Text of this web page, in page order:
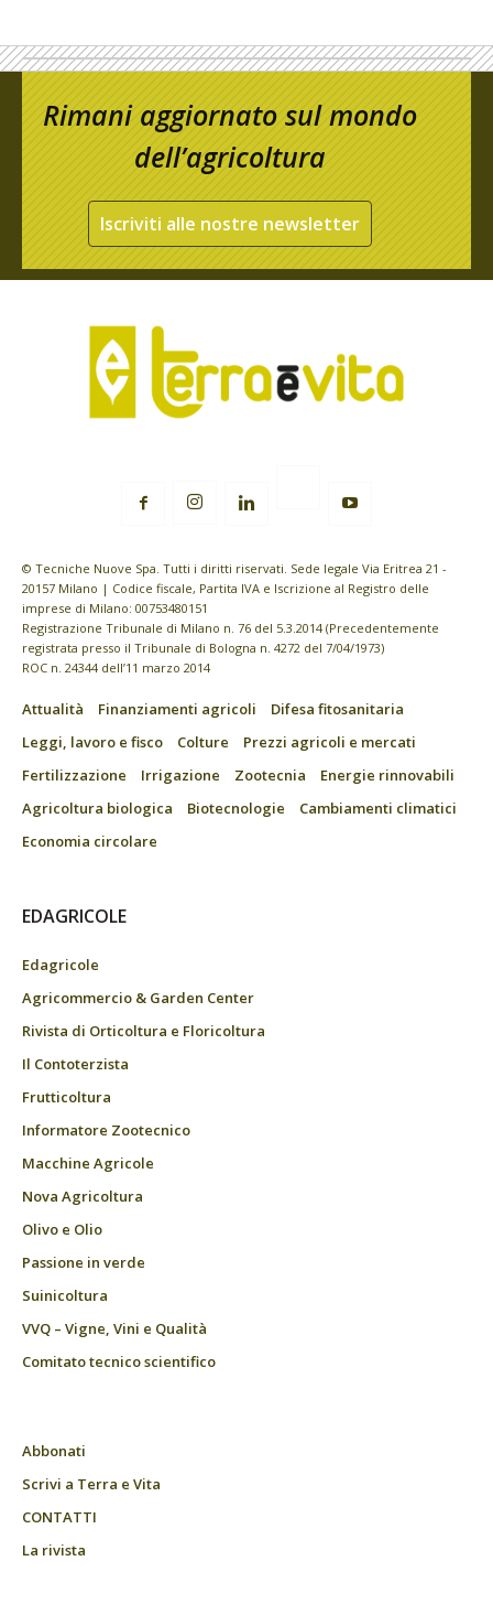
Rimani aggiornato sul mondo
dell’agricoltura
Iscriviti alle nostre newsletter
© Tecniche Nuove Spa. Tutti i diritti riservati. Sede legale Via Eritrea 21 -
20157 Milano | Codice fiscale, Partita IVA e Iscrizione al Registro delle
imprese di Milano: 00753480151
Registrazione Tribunale di Milano n. 76 del 5.3.2014 (Precedentemente
registrata presso il Tribunale di Bologna n. 4272 del 7/04/1973)
ROC n. 24344 dell’11 marzo 2014
Attualità Finanziamenti agricoli
Difesa fitosanitaria
Leggi, lavoro e fisco
Colture
Prezzi agricoli e mercati
Fertilizzazione
Irrigazione Zootecnia
Energie rinnovabili
Agricoltura biologica
Biotecnologie
Cambiamenti climatici
Economia circolare
EDAGRICOLE
Edagricole
Agricommercio & Garden Center
Rivista di Orticoltura e Floricoltura
Il Contoterzista
Frutticoltura
Informatore Zootecnico
Macchine Agricole
Nova Agricoltura
Olivo e Olio
Passione in verde
Suinicoltura
VVQ – Vigne, Vini e Qualità
Comitato tecnico scientifico
Abbonati
Scrivi a Terra e Vita
CONTATTI
La rivista